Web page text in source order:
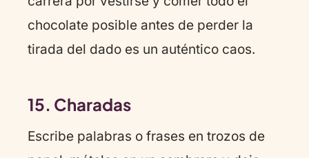
chocolate posible antes de perder la
tirada del dado es un auténtico caos.
15. Charadas
Escribe palabras o frases en trozos de